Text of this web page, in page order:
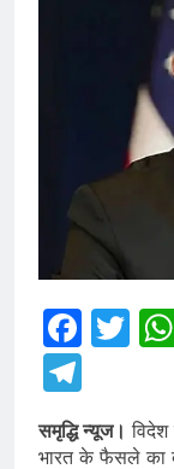
समृद्धि न्यूज।
भारत के फैसले का